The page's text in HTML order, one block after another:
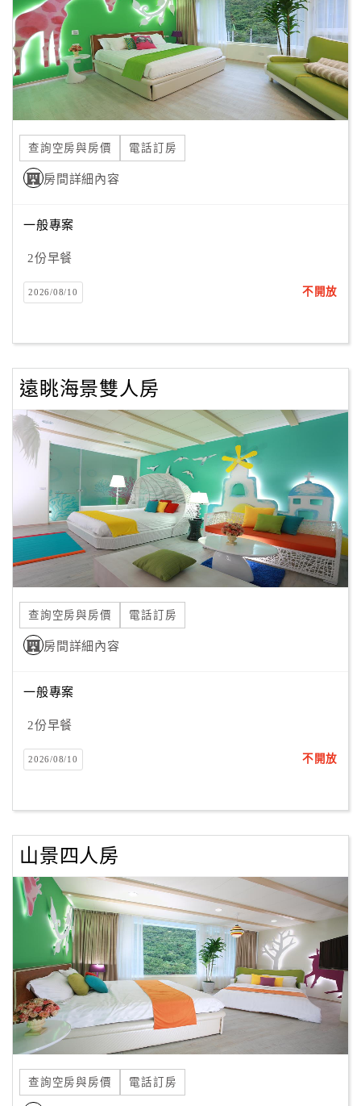
伴
計
劃
品
宣
傳
查詢空房與房價 電話訂房
房間詳細內容
一般專案
2份早餐
2026/08/10 不開放
遠眺海景雙人房
查詢空房與房價 電話訂房
房間詳細內容
一般專案
2份早餐
2026/08/10 不開放
山景四人房
查詢空房與房價 電話訂房